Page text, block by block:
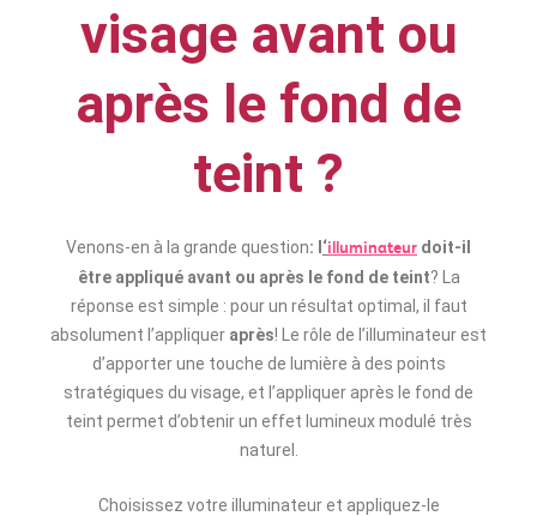
visage avant ou
après le fond de
teint ?
Venons-en à la grande question: l‘illuminateur doit-il
être appliqué avant ou après le fond de teint? La
réponse est simple : pour un résultat optimal, il faut
absolument l’appliquer après! Le rôle de l’illuminateur est
d’apporter une touche de lumière à des points
stratégiques du visage, et l’appliquer après le fond de
teint permet d’obtenir un effet lumineux modulé très
naturel.
Choisissez votre illuminateur et appliquez-le